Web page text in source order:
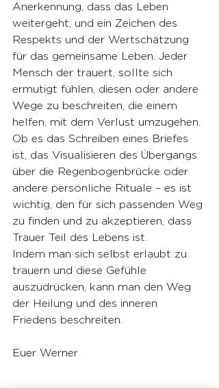
Anerkennung, dass das Leben
weitergeht, und ein Zeichen des
Respekts und der Wertschätzung
für das gemeinsame Leben. Jeder
Mensch der trauert, sollte sich
ermutigt fühlen, diesen oder andere
Wege zu beschreiten, die einem
helfen, mit dem Verlust umzugehen.
Ob es das Schreiben eines Briefes
ist, das Visualisieren des Übergangs
über die Regenbogenbrücke oder
andere persönliche Rituale – es ist
wichtig, den für sich passenden Weg
zu finden und zu akzeptieren, dass
Trauer Teil des Lebens ist.
Indem man sich selbst erlaubt zu
trauern und diese Gefühle
auszudrücken, kann man den Weg
der Heilung und des inneren
Friedens beschreiten.
Euer Werner